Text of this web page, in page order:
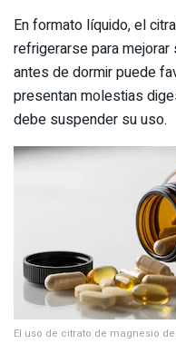
En formato líquido, el
refrigerarse para
antes de dormir puede
presentan molestias
debe suspender su uso.
El uso de citrato de magnesio